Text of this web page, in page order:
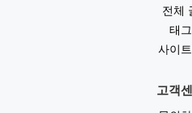
전체
태그
사이
고객